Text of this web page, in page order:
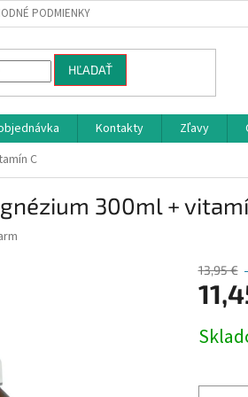
PODMIENKY
HĽADAŤ
Kontakty Zľavy
C
300ml +
13,95 €
cena: